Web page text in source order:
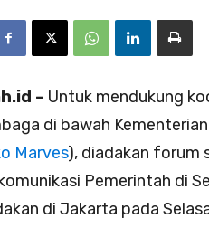
– Untuk mendukung
di bawah
Marves), diadakan forum
Pemerintah di
di Jakarta pada